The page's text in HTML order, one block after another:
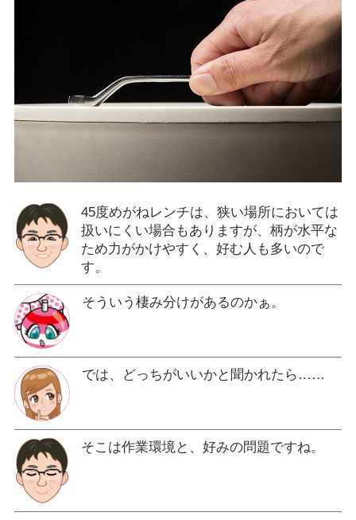
45度めがねレンチは、狭い場所においては
扱いにくい場合もありますが、柄が水平な
ため力がかけやすく、好む人も多いので
す。
そういう棲み分けがあるのかぁ。
では、どっちがいいかと聞かれたら……
そこは作業環境と、好みの問題ですね。